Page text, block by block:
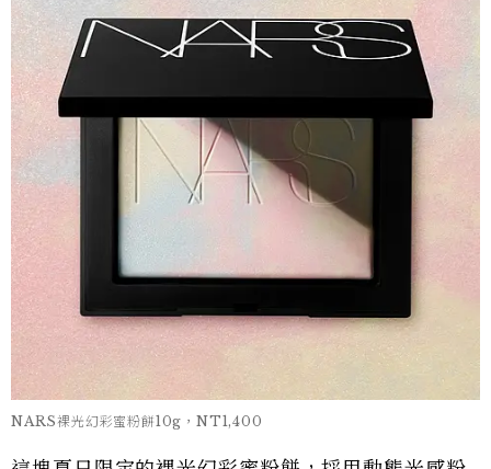
NARS裸光幻彩蜜粉餅10g，NT1,400